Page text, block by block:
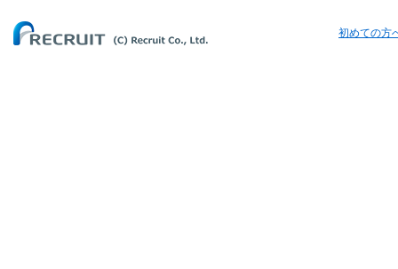
初めての方